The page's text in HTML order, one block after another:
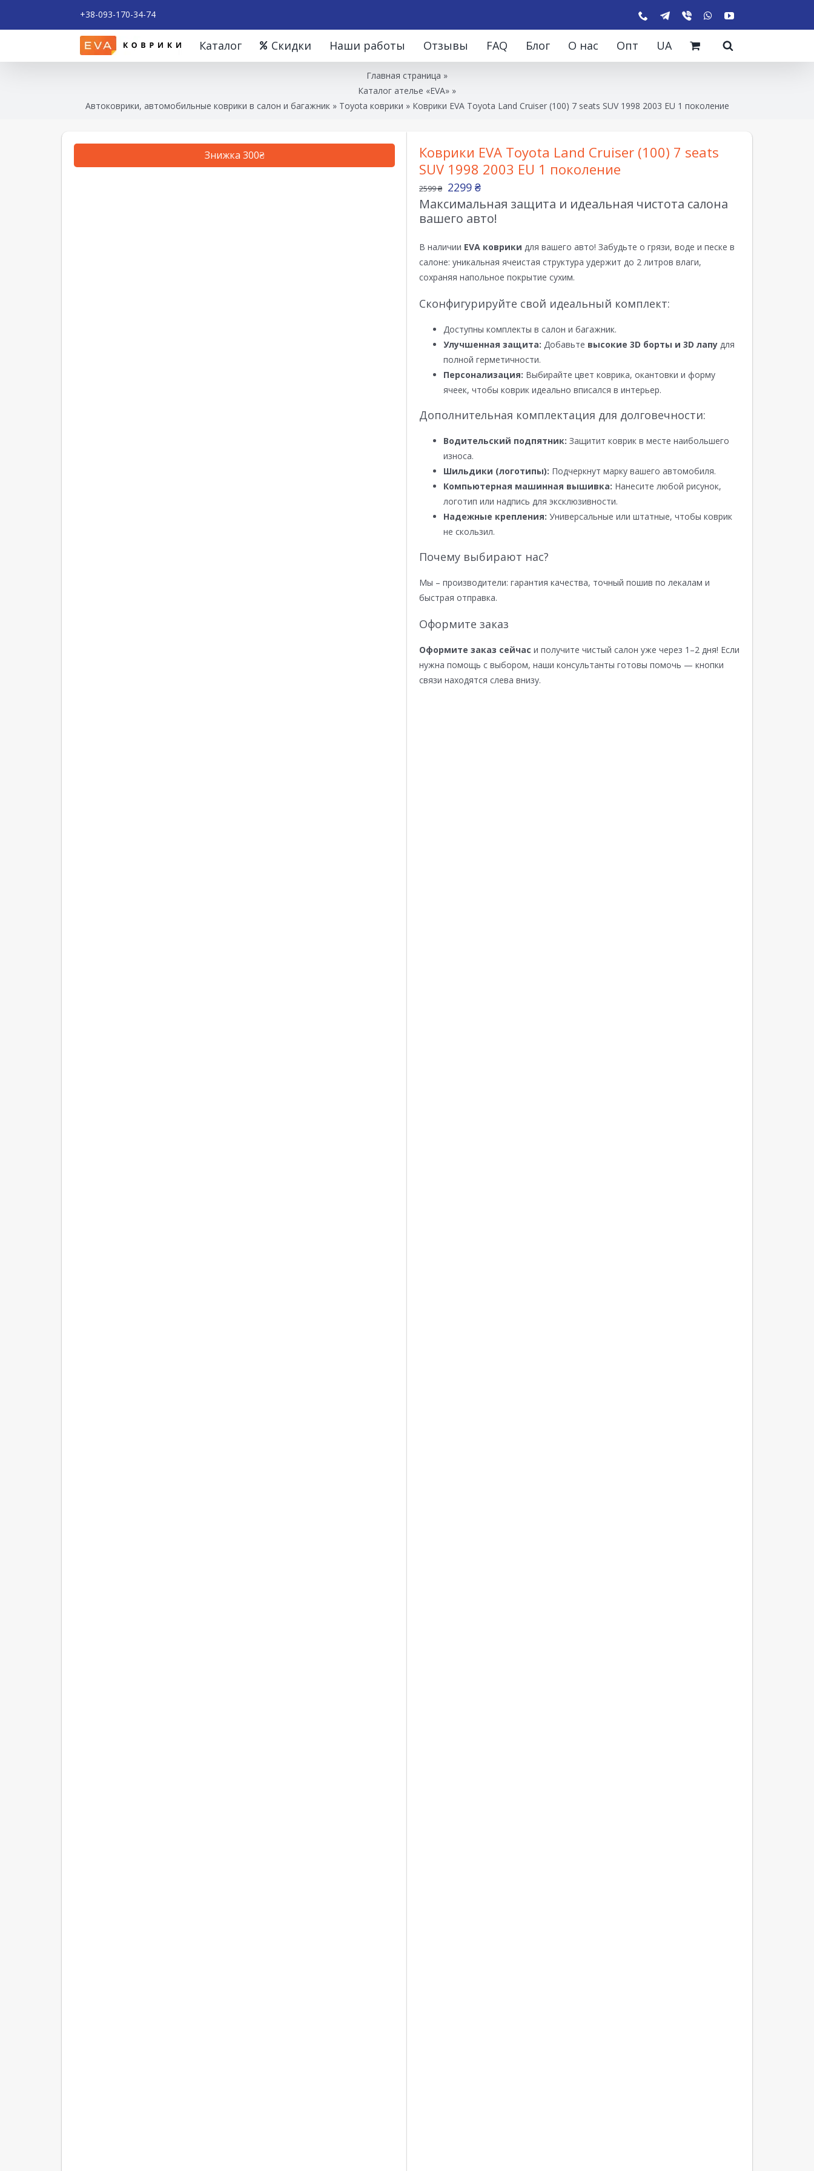
+38-093-170-34-74
Каталог Скидки Наши работы Отзывы FAQ Блог О нас Опт UA
Главная страница »
Каталог ателье «EVA» »
Автоковрики, автомобильные коврики в салон и багажник» Toyota коврики » Коврики EVA Toyota Land Cruiser (100) 7 seats SUV 1998 2003 EU 1 поколение
Знижка 300₴
Коврики EVA Toyota Land Cruiser (100) 7 seats
SUV 1998 2003 EU 1 поколение
2599₴ 2299 ₴
Максимальная защита и идеальная чистота салона
вашего авто!
В наличии EVA коврики для вашего авто! Забудьте о грязи, воде и песке в
салоне: уникальная ячеистая структура удержит до 2 литров влаги,
сохраняя напольное покрытие сухим.
Сконфигурируйте свой идеальный комплект:
Доступны комплекты в салон и багажник.
Улучшенная защита: Добавьте высокие 3D борты и 3D лапу для
полной герметичности.
Персонализация: Выбирайте цвет коврика, окантовки и форму
ячеек, чтобы коврик идеально вписался в интерьер.
Дополнительная комплектация для долговечности:
Водительский подпятник: Защитит коврик в месте наибольшего
износа.
Шильдики (логотипы): Подчеркнут марку вашего автомобиля.
Компьютерная машинная вышивка: Нанесите любой рисунок,
логотип или надпись для эксклюзивности.
Надежные крепления: Универсальные или штатные, чтобы коврик
не скользил.
Почему выбирают нас?
Мы – производители: гарантия качества, точный пошив по лекалам и
быстрая отправка.
Оформите заказ
Оформите заказ сейчас и получите чистый салон уже через 1–2 дня! Если
нужна помощь с выбором, наши консультанты готовы помочь — кнопки
связи находятся слева внизу.